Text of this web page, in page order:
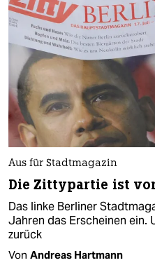
Aus für Stadtmagazin
Die Zittypartie ist
Das linke Berliner
Jahren das Erscheinen ein.
zurück
Von Andreas Hartmann